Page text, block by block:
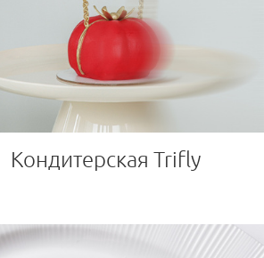
Кондитерская Trifly